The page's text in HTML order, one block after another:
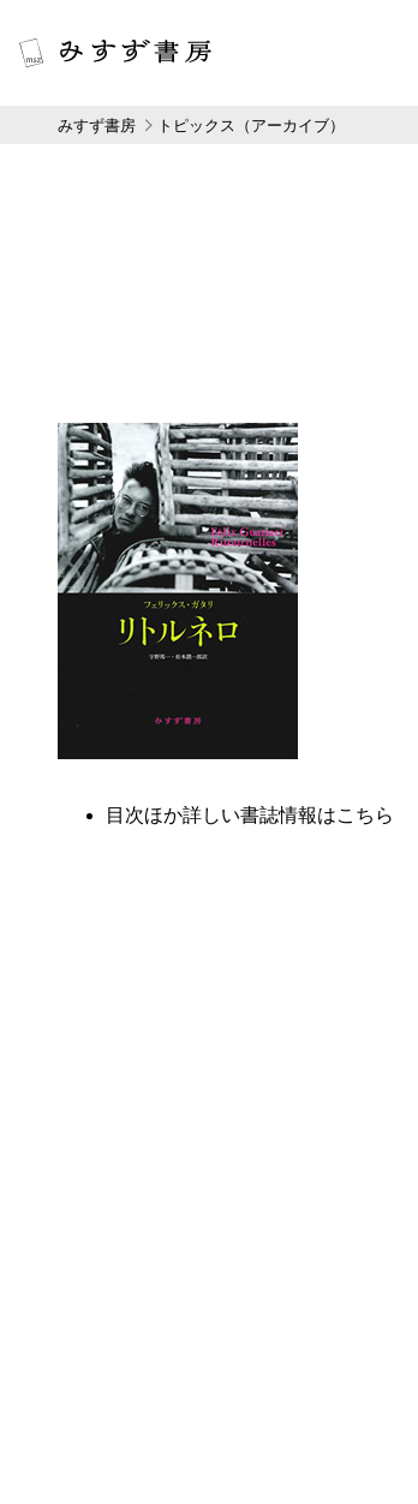
みすず書房 トピックス（アーカイブ）
目次ほか詳しい書誌情報はこちら